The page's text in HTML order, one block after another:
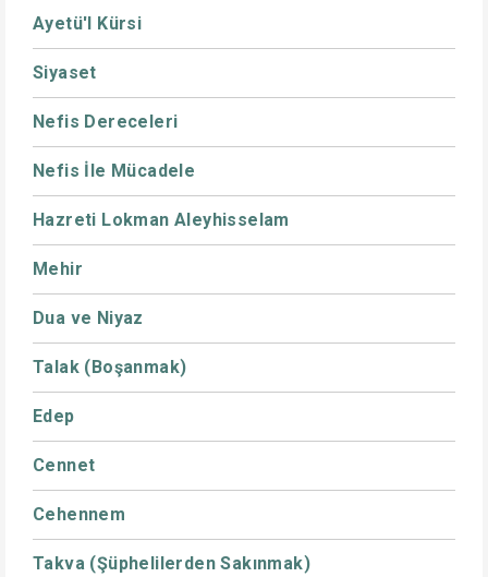
Ayetü'l Kürsi
Siyaset
Nefis Dereceleri
Nefis İle Mücadele
Hazreti Lokman Aleyhisselam
Mehir
Dua ve Niyaz
Talak (Boşanmak)
Edep
Cennet
Cehennem
Takva (Şüphelilerden Sakınmak)